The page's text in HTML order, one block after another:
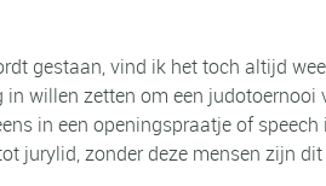
gestaan, vind ik het toch altijd
willen zetten om een judotoernooi
in een openingspraatje of
jurylid, zonder deze mensen zijn